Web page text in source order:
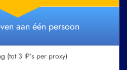
aan één persoon
(tot 3 IP’s per proxy)